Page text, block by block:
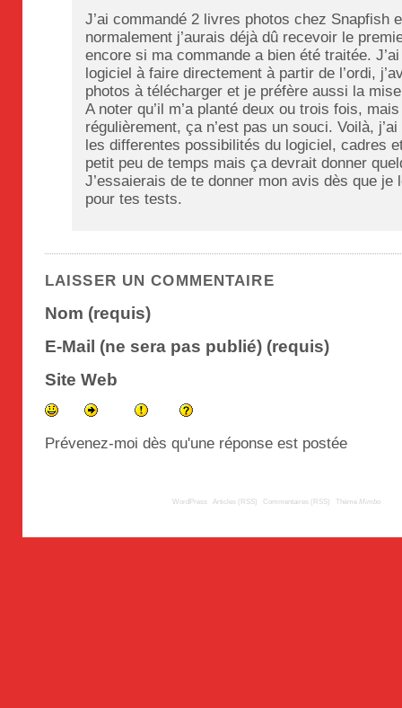
J’ai commandé 2 livres photos chez Snapfish
normalement j’aurais déjà dû recevoir le
encore si ma commande a bien été traitée.
logiciel à faire directement à partir de l’ordi,
photos à télécharger et je préfère aussi la mise
A noter qu’il m’a planté deux ou trois fois,
régulièrement, ça n’est pas un souci. Voilà,
les differentes possibilités du logiciel, cadres
petit peu de temps mais ça devrait donner
J’essaierais de te donner mon avis dès que
pour tes tests.
LAISSER UN COMMENTAIRE
Nom (requis)
E-Mail (ne sera pas publié) (requis)
Site Web
Prévenez-moi dès qu'une réponse est postée
WordPress Articles (RSS) Commentaires (RSS) Thème Mimbo